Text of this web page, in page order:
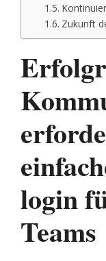
Zukunft
login
Teams